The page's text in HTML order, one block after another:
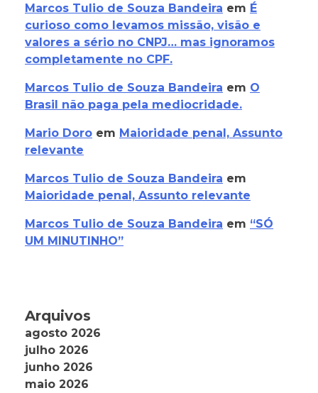
Marcos Tulio de Souza Bandeira em É
curioso como levamos missão, visão e
valores a sério no CNPJ… mas ignoramos
completamente no CPF.
Marcos Tulio de Souza Bandeira em O
Brasil não paga pela mediocridade.
Mario Doro em Maioridade penal, Assunto
relevante
Marcos Tulio de Souza Bandeira em
Maioridade penal, Assunto relevante
Marcos Tulio de Souza Bandeira em “SÓ
UM MINUTINHO”
Arquivos
agosto 2026
julho 2026
junho 2026
maio 2026